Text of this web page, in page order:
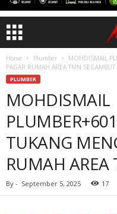
Home Plumber
MOHDISMAIL
PAGAR RUMAH AREA TMN SEGAMBUT
PLUMBER
MOHDISMAIL
TUKANG
RUMAH
By - September 5, 2025 17